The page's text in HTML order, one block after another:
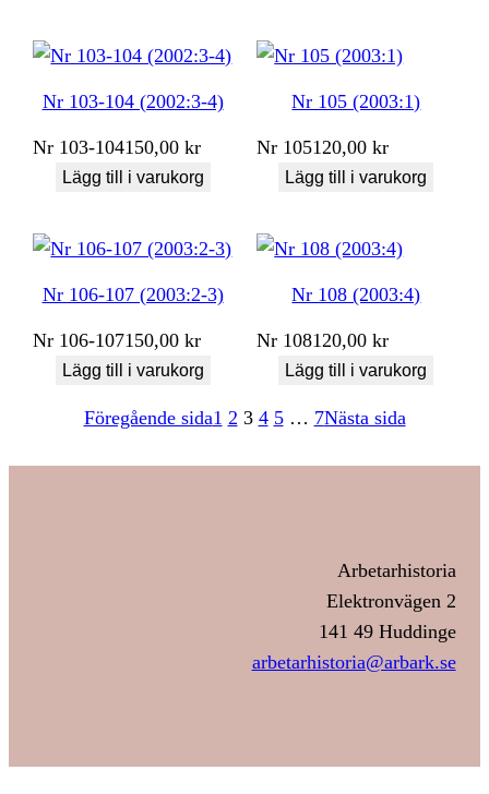
Nr 103-104 (2002:3-4)
Nr 103-104150,00kr
Lägg till i varukorg
Nr 105 (2003:1)
Nr 105120,00kr
Lägg till i varukorg
Nr 106-107 (2003:2-3)
Nr 106-107150,00kr
Lägg till i varukorg
Nr 108 (2003:4)
Nr 108120,00kr
Lägg till i varukorg
Föregående sida1 2 3 4 5 … 7Nästa sida
Arbetarhistoria
Elektronvägen 2
141 49 Huddinge
arbetarhistoria@arbark.se